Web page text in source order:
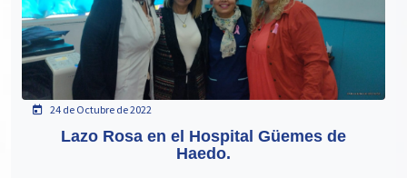
24 de Octubre de 2022
Lazo Rosa en el Hospital Güemes de
Haedo.